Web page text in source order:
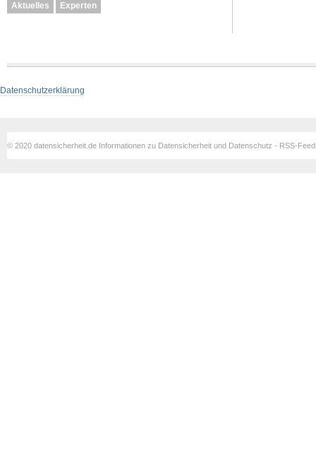
Aktuelles Experten
Datenschutzerklärung
© 2020 datensicherheit.de Informationen zu Datensicherheit und Datenschutz - RSS-